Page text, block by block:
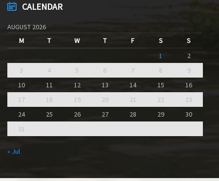
CALENDAR
AUGUST 2026
M
T W T F S
S
1
2
3
4 5 6 7 8
9
10
11 12 13 14 15
16
17
18 19 20 21 22
23
24
25 26 27 28 29
30
31
« Jul